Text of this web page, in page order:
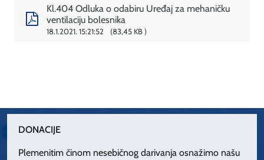
Kl.404 Odluka o odabiru Uređaj za mehaničku
ventilaciju bolesnika
18.1.2021. 15:21:52 83,45 KB
DONACIJE
Plemenitim činom nesebičnog darivanja osnažimo našu